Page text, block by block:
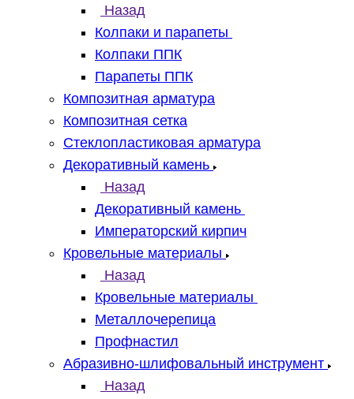
Назад
Колпаки и парапеты
Колпаки ППК
Парапеты ППК
Композитная арматура
Композитная сетка
Стеклопластиковая арматура
Декоративный камень
Назад
Декоративный камень
Императорский кирпич
Кровельные материалы
Назад
Кровельные материалы
Металлочерепица
Профнастил
Абразивно-шлифовальный инструмент
Назад